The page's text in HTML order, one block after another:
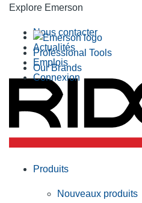
Explore Emerson
Professional Tools
Our Brands
Nous contacter
Actualités
Emplois
Connexion
Produits
Nouveaux produits